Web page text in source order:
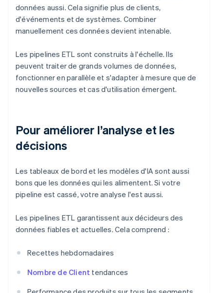
données aussi. Cela signifie plus de clients,
d'événements et de systèmes. Combiner
manuellement ces données devient intenable.
Les pipelines ETL sont construits à l'échelle. Ils
peuvent traiter de grands volumes de données,
fonctionner en parallèle et s'adapter à mesure que de
nouvelles sources et cas d'utilisation émergent.
Pour améliorer l’analyse et les
décisions
Les tableaux de bord et les modèles d'IA sont aussi
bons que les données qui les alimentent. Si votre
pipeline est cassé, votre analyse l'est aussi.
Les pipelines ETL garantissent aux décideurs des
données fiables et actuelles. Cela comprend :
Recettes hebdomadaires
Nombre de Client tendances